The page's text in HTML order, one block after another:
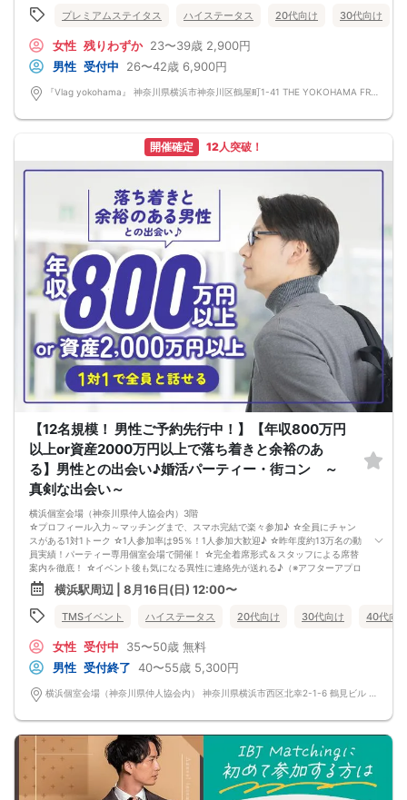
下記いずれかに該当する方
◯大企業*1
◯上場企業*3
◯経営者*4
◯医師・歯科医師
◯年収700万円以上
◯公務員
女性：①いずれか提示
免許証orパスポートorマイナンバーカード
②資格証明書
名刺or社員証
※以下の証明書も可
・医師・歯科医師：医師資格証/医師免許証(画像可)
・会計士：登録証明書
・弁護士：日弁連の発行する写真付きの身分証明書
・税理士：税理士証書
・司法書士：登録証明書
・不動産鑑定士：登録証明書
※いずれも合格証書はNG
・年収証明書：過去1年以内の源泉徴収票、確定申告書、納税証明書、給与明細の
いずれか
※給与明細は直近3ヶ月分持参、賞与支給がある場合は支給回数分の賞与証明書も
持参下さい。
資格証提示がない方は参加をお断りします。
参加費の返金等はございません。
■最少催行人数：男女15vs15
■中止判断タイミング
開催当日の開始時間3時間前にて最少催行人数に満たない場合
《資格定義》
*1：非上場で従業員200名以上or売上100億円以上or資本金1億円以上の企業・法
人・団体・組織（※51％以上出資の子会社を含む）
*2：外国資本が51％以上の会社（※50％以下の場合は外資企業に当たりませ
ん。）
*3：東京証券取引所、大阪取引所、名古屋証券取引所、福岡証券取引所、札幌証
券取引所に上場してる企業（※51％以上出資の子会社を含む/※海外に上場している
*4：有限会社又は株式会社における登記上の取締役以上。（監査役・執行役員・
個人事業主・合同会社・合資会社・合名会社は対象外。）経営者の方には、名
刺、会社謄本のいずれかにてお名前を確認させて頂きます。
===================
ご本人様やご友人様が以下①～④の内容に該当し参加不可と判断させていただい
た場合には、当日のご参加をご遠慮頂き、参加費のご返金も出来かねますので予
めご了承下さい。
①ドレスコードについて
プレミアムステイタス ハイステータス 20代向け 30代向け
女性 残りわずか 23〜39歳 2,900円
男性 受付中 26〜42歳 6,900円
開催確定 12人突破！
【12名規模！ 男性ご予約先行中！】【年収800万円
以上or資産2000万円以上で落ち着きと余裕のあ
る】男性との出会い♪婚活パーティー・街コン ～
真剣な出会い～
横浜個室会場（神奈川県仲人協会内）3階
☆プロフィール入力～マッチングまで、スマホ完結で楽々参加♪ ☆全員にチャン
スがある1対1トーク ☆1人参加率は95％！1人参加大歓迎♪ ☆昨年度約13万名の動
員実績！パーティー専用個室会場で開催！ ☆完全着席形式＆スタッフによる席替
案内を徹底！ ☆イベント後も気になる異性に連絡先が送れる♪（※アフターアプロ
ーチ機能） スタッフの進行で全員の方とお話できるので、フリータイムで放置さ
れて人気の方と一度もお話できずに気が付いたらイベント終了・・・ということ
は一切ありません！ 【持ち物について】 ・ご本人様確認書類（無い場合はキャン
セル扱いとなります） ・最新版Google Chromeか最新版Safariを使用可能なスマ
関係上、カードスタイルに切り替えて催行する場合がございます。） ・なるべく
お釣銭がでないようご用意いただけますと幸いです。 【ご参加前にご確認くださ
い】 ・Wi-Fiの用意はありませんので、ネット環境が万全でない場合にはご参加い
ただけません。 ・充電器の貸し出しは行っておりません。 【ご来場に際して】
渋滞や駐車場満車による遅刻が増えております。お車でお越しになる場合は開始
更されませんのでご安心ください。
横浜駅周辺 | 8月16日(日) 12:00〜
TMSイベント ハイステータス 20代向け 30代向け 40代向
女性 受付中 35〜50歳 無料
男性 受付終了 40〜55歳 5,300円